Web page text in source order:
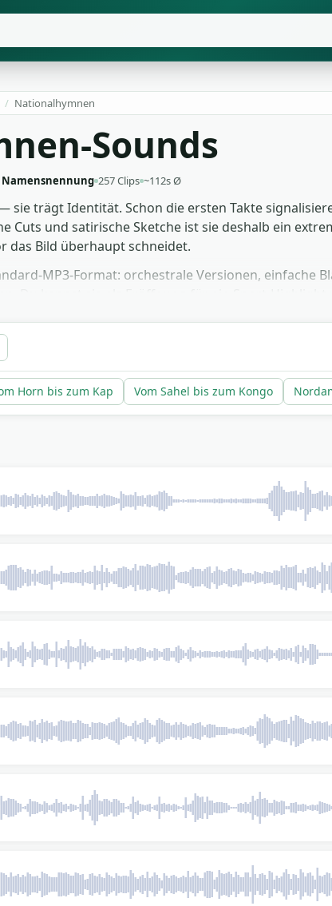
/ Nationalhymnen
Sounds
Namensnennung 257 Clips ~112s Ø
sie trägt Identität. Schon die ersten Takte
Cuts und satirische Sketche ist sie deshalb ein
das Bild überhaupt schneidet.
MP3-Format: orchestrale Versionen, einfache
Streams und kommerziellen Cuts.
Horn bis zum Kap Vom Sahel bis zum Kongo